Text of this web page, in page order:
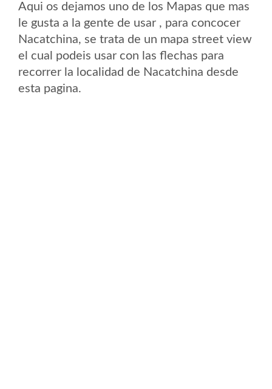
Aqui os dejamos uno de los Mapas que mas
le gusta a la gente de usar , para concocer
Nacatchina, se trata de un mapa street view
el cual podeis usar con las flechas para
recorrer la localidad de Nacatchina desde
esta pagina.